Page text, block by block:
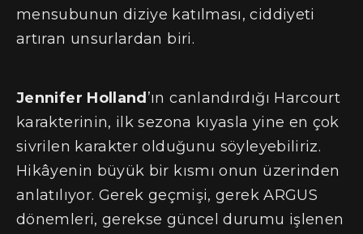
mensubunun diziye katılması, ciddiyeti
artıran unsurlardan biri.
Jennifer Holland ’ın canlandırdığı Harcourt
karakterinin, ilk sezona kıyasla yine en çok
sivrilen karakter olduğunu söyleyebiliriz.
Hikâyenin büyük bir kısmı onun üzerinden
anlatılıyor. Gerek geçmişi, gerek ARGUS
dönemleri, gerekse güncel durumu işlenen